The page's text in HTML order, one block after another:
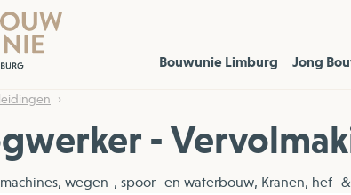
Bouwunie Limburg Jong
-
wegen-, spoor- en waterbouw, Kranen, hef-